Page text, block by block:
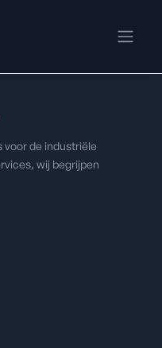
voor de industriële
wij begrijpen